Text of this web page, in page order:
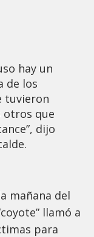
hay un
de los
tuvieron
otros que
dijo
mañana del
llamó a
para